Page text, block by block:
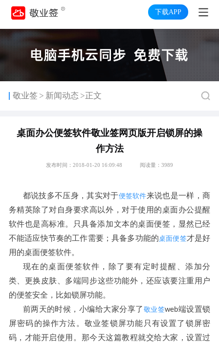
下载APP
敬业签 > 新闻动态 >正文
桌面办公便签软件敬业签网页版开启锁屏的操
作方法
发布时间：2018-01-20 16:09:48 阅读量：3989
都说技多不压身 ，其实对于便签软件来说也是一样 ， 商
务精英除了对自身要求高以外 ，对于使用的桌面办公提醒
软件也是高标准。 只具备添加文本的桌面便签 ，
显然已经
不能适应快节奏的工作需要； 具备多功能的桌面便签才是好
用的桌面便签软件。
现在的桌面便签软件 ， 除了要有定时提醒 、添加分
类、 更换皮肤、 多端同步这些功能外 ， 还应该要注重用户
的便签安全 ， 比如锁屏功能。
前两天的时候 ， 小编给大家分享了敬业签web端设置锁
屏密码的操作方法。 敬业签锁屏功能只有设置了锁屏密
码 ， 才能开启使用 。 那今天这篇教程就交给大家 ，设置过